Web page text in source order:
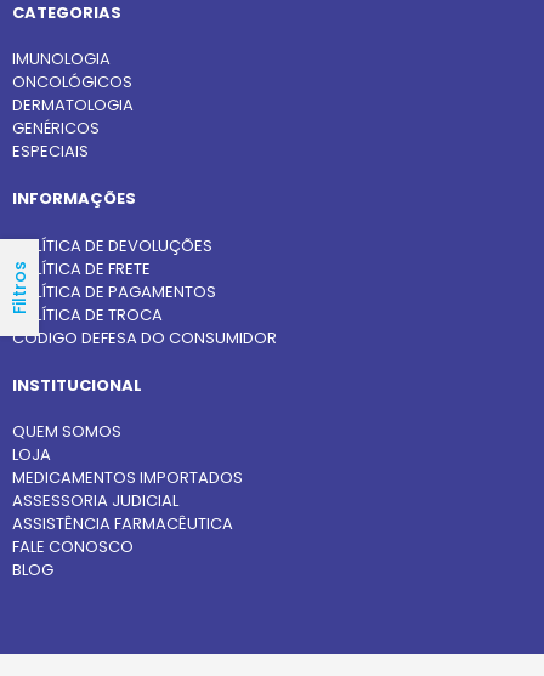
Filtros
CATEGORIAS
IMUNOLOGIA
ONCOLÓGICOS
DERMATOLOGIA
GENÉRICOS
ESPECIAIS
INFORMAÇÕES
POLÍTICA DE DEVOLUÇÕES
POLÍTICA DE FRETE
POLÍTICA DE PAGAMENTOS
POLÍTICA DE TROCA
CÓDIGO DEFESA DO CONSUMIDOR
INSTITUCIONAL
QUEM SOMOS
LOJA
MEDICAMENTOS IMPORTADOS
ASSESSORIA JUDICIAL
ASSISTÊNCIA FARMACÊUTICA
FALE CONOSCO
BLOG